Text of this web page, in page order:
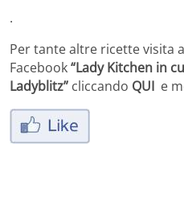
.
Per tante altre ricette visita
Facebook“Lady Kitchen in
Ladyblitz” cliccando QUI e